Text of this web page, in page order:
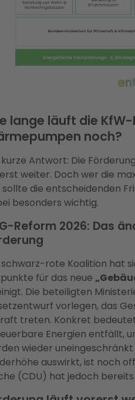
lange läuft die
noch?
kurze Antwort: Die
weiter. Doch wer die
sollte die entscheidenden
besonders wichtig.
Reform 2026: Das
rote Koalition hat
für das neue
Die beteiligten
vorlegen, das
treten. Konkret
Energien entfällt,
wieder
auswirkt, ist noch
(CDU) hat jedoch